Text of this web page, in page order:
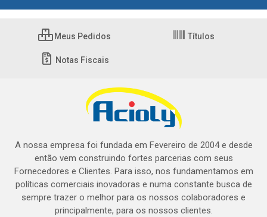
Meus Pedidos Títulos
Notas Fiscais
A nossa empresa foi fundada em Fevereiro de 2004 e desde
então vem construindo fortes parcerias com seus
Fornecedores e Clientes. Para isso, nos fundamentamos em
políticas comerciais inovadoras e numa constante busca de
sempre trazer o melhor para os nossos colaboradores e
principalmente, para os nossos clientes.